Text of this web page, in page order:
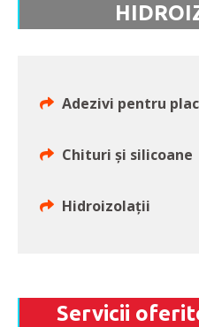
Adezivi pentru
Chituri și silicoane
Hidroizolații
Servicii